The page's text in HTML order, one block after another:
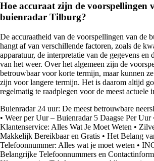
Hoe accuraat zijn de voorspellingen
buienradar Tilburg?
De accuraatheid van de voorspellingen van de
hangt af van verschillende factoren, zoals de
apparatuur, de interpretatie van de gegevens en
van het weer. Over het algemeen zijn de
betrouwbaar voor korte termijn, maar kunnen
zijn voor langere termijn. Het is daarom altijd
regelmatig te raadplegen voor de meest actuele
Buienradar 24 uur: De meest betrouwbare
• Weer per Uur – Buienradar 5 Daagse Per Uur
Klantenservice: Alles Wat Je Moet Weten •
Makkelijk Bereikbaar en Gratis • Het Belang
Telefoonnummer: Alles wat je moet weten •
Belangrijke Telefoonnummers en